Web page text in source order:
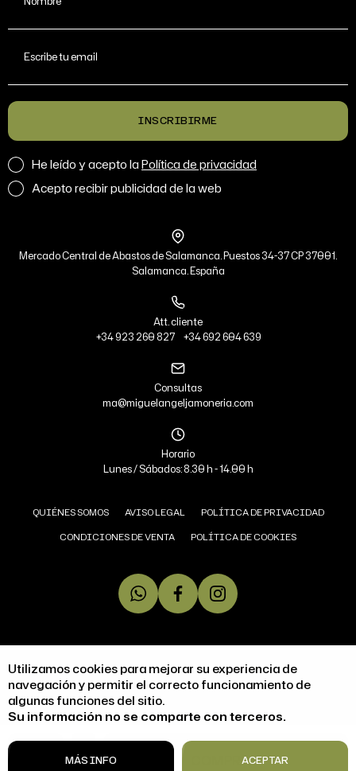
Utilizamos cookies para mejorar su experiencia de
navegación y permitir el correcto funcionamiento de
algunas funciones del sitio.
Su información no se comparte con terceros.
ACEPTAR
MÁS INFO COMPRAR
Escribe tu email
INSCRIBIRME
He leído y acepto laPolítica de privacidad
Acepto recibir publicidad de la web
Mercado Central de Abastos de Salamanca. Puestos 34-37 CP 37001.
Salamanca. España
Att. cliente
+34 923 260 827
+34 692 604 639
Consultas
ma@miguelangeljamoneria.com
Horario
Lunes / Sábados: 8.30 h - 14.00 h
QUIÉNES SOMOS AVISO LEGAL
POLÍTICA DE PRIVACIDAD
CONDICIONES DE VENTA
POLÍTICA DE COOKIES
COPYRIGHT © 2026 MIGUEL ÁNGEL JAMONERÍA.
TODOS LOS DERECHOS RESERVADOS
DISEÑO WEB SGM
ACCESIBILIDAD